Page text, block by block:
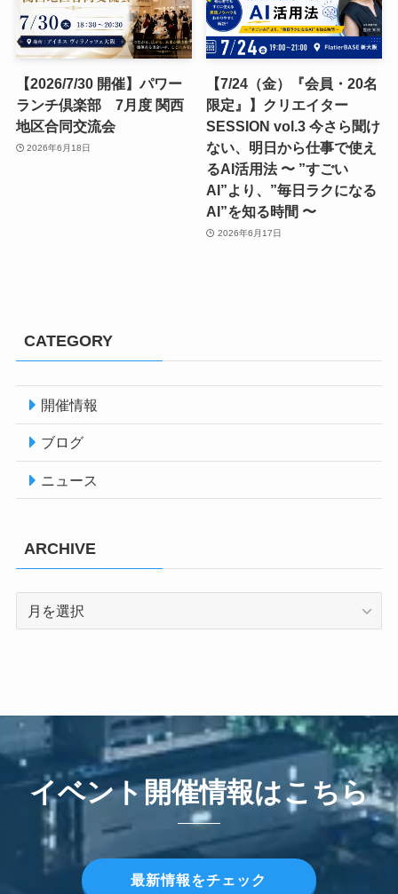
【2026/7/30 開催】パワー
ランチ倶楽部 7月度 関西
地区合同交流会
2026年6月18日
【7/24（金）『会員・20名
限定』】クリエイター
SESSION vol.3 今さら聞け
ない、明日から仕事で使え
るAI活用法 〜 ”すごい
AI”より、”毎日ラクになる
AI”を知る時間 〜
2026年6月17日
CATEGORY
開催情報
ブログ
ニュース
ARCHIVE
ARCHIVE
イベント開催情報はこちら
最新情報をチェック